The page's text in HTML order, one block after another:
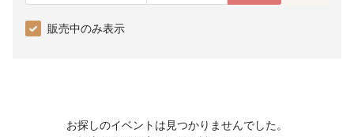
販売中のみ表示
お探しのイベントは見つかりませんでした。